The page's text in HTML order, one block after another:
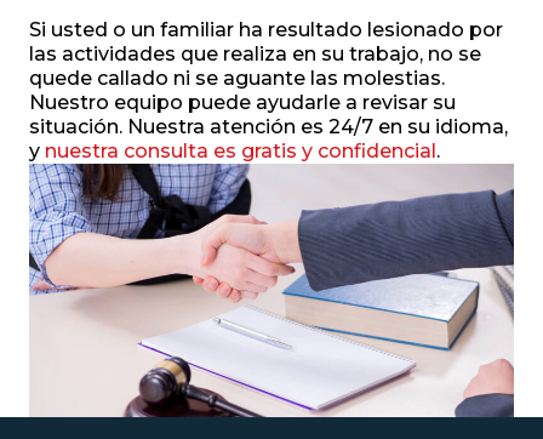
Si usted o un familiar ha resultado lesionado por
las actividades que realiza en su trabajo, no se
quede callado ni se aguante las molestias.
Nuestro equipo puede ayudarle a revisar su
situación. Nuestra atención es 24/7 en su idioma,
y nuestra consulta es gratis y confidencial.